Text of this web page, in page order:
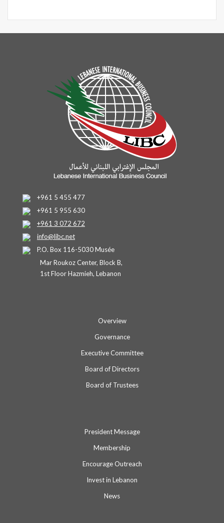
+961 5 455 477
+961 5 955 630
+961 3 072 672
info@libc.net
P.O. Box 116-5030 Musée
Mar Roukoz Center, Block B,
1st Floor Hazmieh, Lebanon
Overview
Governance
Executive Committee
Board of Directors
Board of Trustees
President Message
Membership
Encourage Outreach
Invest in Lebanon
News